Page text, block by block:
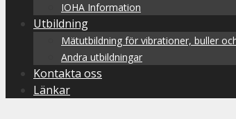
IOHA Information
Utbildning
Mätutbildning för vibrationer, buller
Andra utbildningar
Kontakta oss
Länkar